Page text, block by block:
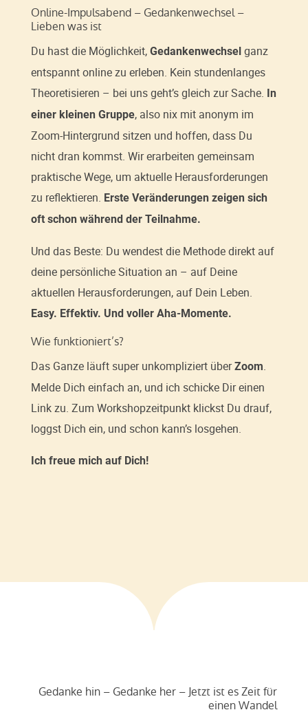
Online-Impulsabend – Gedankenwechsel –
Lieben was ist
Du hast die Möglichkeit, Gedankenwechselganz
entspannt online zu erleben. Kein stundenlanges
Theoretisieren – bei uns geht’s gleich zur Sache. In
einer kleinen Gruppe, also nix mit anonym im
Zoom-Hintergrund sitzen und hoffen, dass Du
nicht dran kommst. Wir erarbeiten gemeinsam
praktische Wege, um aktuelle Herausforderungen
zu reflektieren. Erste Veränderungen zeigen sich
oft schon während der Teilnahme.
Und das Beste: Du wendest die Methode direkt auf
deine persönliche Situation an – auf Deine
aktuellen Herausforderungen, auf Dein Leben.
Easy. Effektiv. Und voller Aha-Momente.
Wie funktioniert’s?
Das Ganze läuft super unkompliziert überZoom.
Melde Dich einfach an, und ich schicke Dir einen
Link zu. Zum Workshopzeitpunkt klickst Du drauf,
loggst Dich ein, und schon kann’s losgehen.
Ich freue mich auf Dich!
Gedanke hin – Gedanke her – Jetzt ist es Zeit für
einen Wandel